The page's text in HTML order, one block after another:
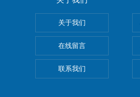
关于我们
在线留言
联系我们